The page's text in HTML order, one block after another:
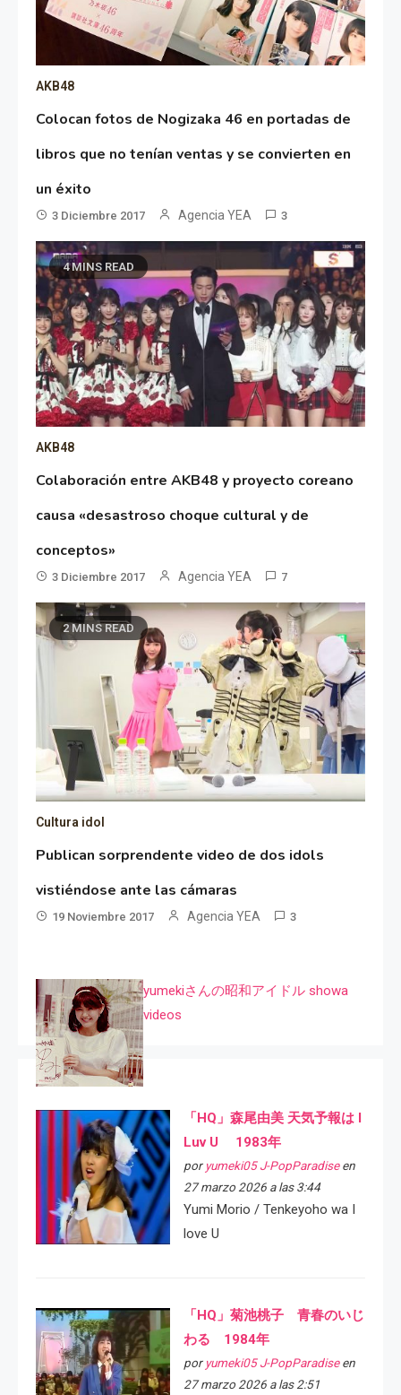
AKB48
Colocan fotos de Nogizaka 46 en portadas de
libros que no tenían ventas y se convierten en
un éxito
3 Diciembre 2017 Agencia YEA 3
4 MINS READ
AKB48
Colaboración entre AKB48 y proyecto coreano
causa «desastroso choque cultural y de
conceptos»
3 Diciembre 2017 Agencia YEA 7
2 MINS READ
Cultura idol
Publican sorprendente video de dos idols
vistiéndose ante las cámaras
19 Noviembre 2017 Agencia YEA 3
yumekiさんの昭和アイドル showa
videos
「HQ」森尾由美 天気予報は I
Luv U 1983年
por yumeki05 J-PopParadiseen
27 marzo 2026 a las 3:44
Yumi Morio / Tenkeyoho wa I
love U
「HQ」菊池桃子 青春のいじ
わる 1984年
por yumeki05 J-PopParadiseen
27 marzo 2026 a las 2:51